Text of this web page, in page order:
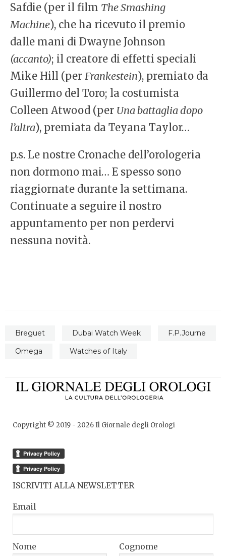
Safdie (per il film The Smashing
Machine), che ha ricevuto il premio
dalle mani di Dwayne Johnson
(accanto); il creatore di effetti speciali
Mike Hill (per Frankestein), premiato da
Guillermo del Toro; la costumista
Colleen Atwood (per Una battaglia dopo
l’altra), premiata da Teyana Taylor…
p.s. Le nostre Cronache dell’orologeria
non dormono mai… E spesso sono
riaggiornate durante la settimana.
Continuate a seguire il nostro
appuntamento per non perdervi
nessuna novità.
Breguet Dubai Watch Week
F.P.Journe
Omega
Watches of Italy
Copyright © 2019 - 2026Il Giornale degli Orologi
ISCRIVITI ALLA NEWSLETTER
Email
Nome Cognome